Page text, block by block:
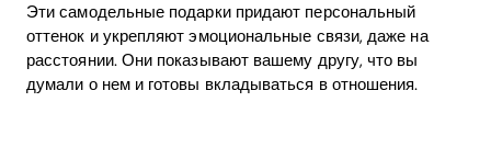
Эти самодельные подарки придают персональный
оттенок и укрепляют эмоциональные связи, даже на
расстоянии. Они показывают вашему другу, что вы
думали о нем и готовы вкладываться в отношения.